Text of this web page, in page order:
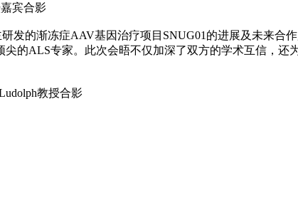
宾合影
的渐冻症AAV基因治疗项目SNUG01的进展及未来合
的ALS专家。此次会晤不仅加深了双方的学术互信，还
教授合影